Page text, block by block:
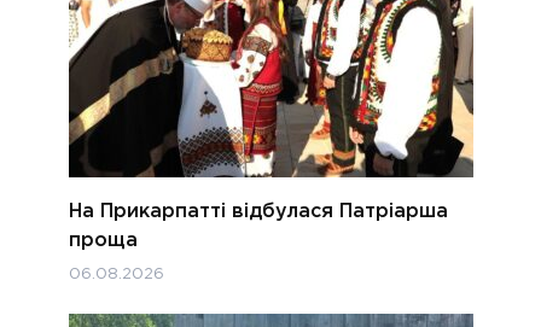
На Прикарпатті відбулася Патріарша
проща
06.08.2026